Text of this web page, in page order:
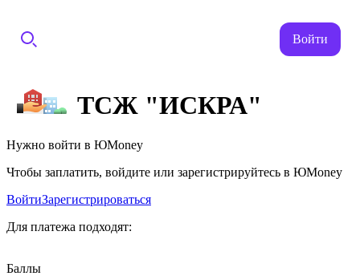
Войти
ТСЖ "ИСКРА"
Нужно войти в ЮMoney
Чтобы заплатить, войдите или зарегистрируйтесь в ЮMoney
ВойтиЗарегистрироваться
Для платежа подходят:
Баллы